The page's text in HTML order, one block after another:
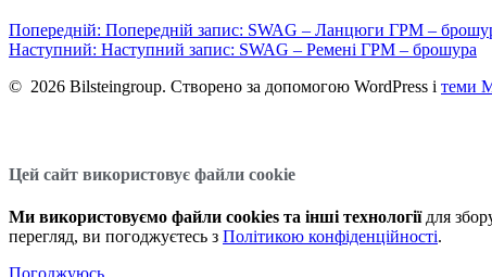
Попередній: Попередній запис: SWAG – Ланцюги ГРМ –
Наступний: Наступний запис: SWAG – Ремені ГРМ – брошура
© 2026 Bilsteingroup. Створено за допомогою WordPress і теми
Цей сайт використовує файли cookie
Ми використовуємо файли cookies та інші технологіїдля
перегляд, ви погоджуєтесь з Політикою конфіденційності.
Погоджуюсь